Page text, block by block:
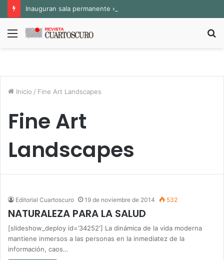
Menú
Inicio / Fine Art Landscapes
Fine Art
Landscapes
Editorial Cuartoscuro 19 de noviembre de 2014 532
NATURALEZA PARA LA SALUD
[slideshow_deploy id=’34252′] La dinámica de la vida moderna
mantiene inmersos a las personas en la inmediatez de la
información, caos…